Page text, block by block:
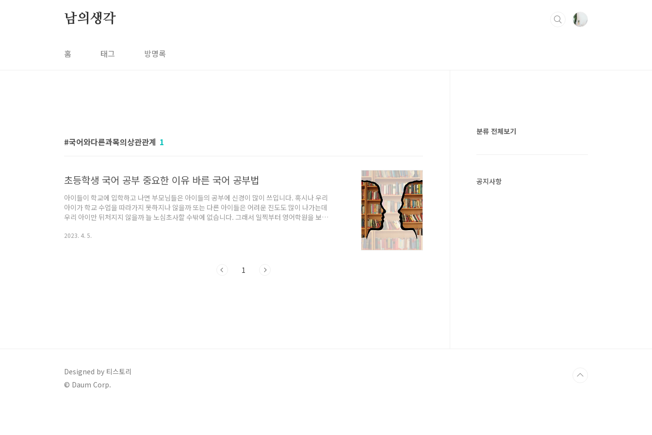
남의생각
홈 태그 방명록
국어와다른과목의상관관계 1
초등학생 국어 공부 중요한 이유 바른 국어 공부법
아이들이 학교에 입학하고 나면 부모님들은 아이들의 공부에 신경이 많이 쓰입니다. 혹시나 우리
아이가 학교 수업을 따라가지 못하지나 않을까 또는 다른 아이들은 어려운 진도도 많이 나가는데
우리 아이만 뒤처지지 않을까 늘 노심초사할 수밖에 없습니다. 그래서 일찍부터 영어학원을 보내
정말 중요한 것은 바로 국어 공부라고 전문가들은 말합니다. 국어는 모국어이고, 초등학교에 입학
시켜야 할지를 몰라서 그냥 넘어가시는 경우도 많습니다. ..
2023. 4. 5.
1
분류 전체보기
공지사항
Designed by 티스토리
© Daum Corp.